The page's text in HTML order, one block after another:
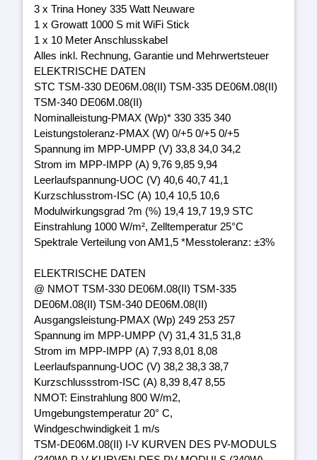
3 x Trina Honey 335 Watt Neuware
1 x Growatt 1000 S mit WiFi Stick
1 x 10 Meter Anschlusskabel
Alles inkl. Rechnung, Garantie und Mehrwertsteuer
ELEKTRISCHE DATEN
STC TSM-330 DE06M.08(II) TSM-335 DE06M.08(II)
TSM-340 DE06M.08(II)
Nominalleistung-PMAX (Wp)* 330 335 340
Leistungstoleranz-PMAX (W) 0/+5 0/+5 0/+5
Spannung im MPP-UMPP (V) 33,8 34,0 34,2
Strom im MPP-IMPP (A) 9,76 9,85 9,94
Leerlaufspannung-UOC (V) 40,6 40,7 41,1
Kurzschlusstrom-ISC (A) 10,4 10,5 10,6
Modulwirkungsgrad ?m (%) 19,4 19,7 19,9 STC
Einstrahlung 1000 W/m², Zelltemperatur 25°C
Spektrale Verteilung von AM1,5 *Messtoleranz: ±3%
ELEKTRISCHE DATEN
@ NMOT TSM-330 DE06M.08(II) TSM-335
DE06M.08(II) TSM-340 DE06M.08(II)
Ausgangsleistung-PMAX (Wp) 249 253 257
Spannung im MPP-UMPP (V) 31,4 31,5 31,8
Strom im MPP-IMPP (A) 7,93 8,01 8,08
Leerlaufspannung-UOC (V) 38,2 38,3 38,7
Kurzschlussstrom-ISC (A) 8,39 8,47 8,55
NMOT: Einstrahlung 800 W/m2,
Umgebungstemperatur 20° C,
Windgeschwindigkeit 1 m/s
TSM-DE06M.08(II) I-V KURVEN DES PV-MODULS